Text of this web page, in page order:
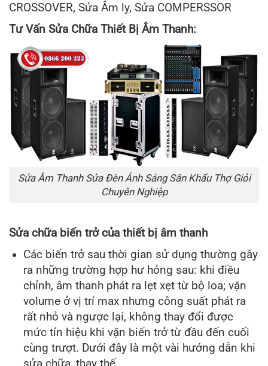
CROSSOVER, Sửa Âm ly, Sửa COMPERSSOR
Tư Vấn Sửa Chữa Thiết Bị Âm Thanh:
Sửa Âm Thanh Sửa Đèn Ánh Sáng Sân Khấu Thợ Giỏi
Chuyên Nghiệp
Sửa chữa biến trở của thiết bị âm thanh
Các biến trở sau thời gian sử dụng thường gây
ra những trường hợp hư hỏng sau: khi điều
chỉnh, âm thanh phát ra lẹt xẹt từ bộ loa; vặn
volume ở vị trí max nhưng công suất phát ra
rất nhỏ và ngược lại, không thay đổi được
mức tín hiệu khi vặn biến trở từ đầu đến cuối
cùng trượt. Dưới đây là một vài hướng dẫn khi
sửa chữa, thay thế.